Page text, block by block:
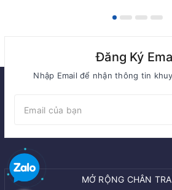
Đăng Ký
Nhập Email để nhận thông tin
MỞ RỘNG CHÂN